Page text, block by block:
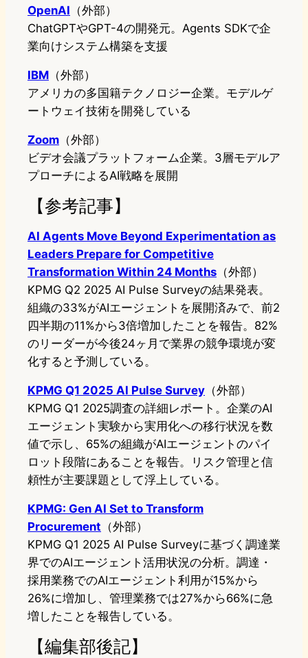
OpenAI （外部）
ChatGPTやGPT-4の開発元。Agents SDKで企
業向けシステム構築を支援
IBM （外部）
アメリカの多国籍テクノロジー企業。モデルゲ
ートウェイ技術を開発している
Zoom （外部）
ビデオ会議プラットフォーム企業。3層モデルア
プローチによるAI戦略を展開
【参考記事】
AI Agents Move Beyond Experimentation as
Leaders Prepare for Competitive
Transformation Within 24 Months （外部）
KPMG Q2 2025 AI Pulse Surveyの結果発表。
組織の33%がAIエージェントを展開済みで、前2
四半期の11%から3倍増加したことを報告。82%
のリーダーが今後24ヶ月で業界の競争環境が変
化すると予測している。
KPMG Q1 2025 AI Pulse Survey （外部）
KPMG Q1 2025調査の詳細レポート。企業のAI
エージェント実験から実用化への移行状況を数
値で示し、65%の組織がAIエージェントのパイ
ロット段階にあることを報告。リスク管理と信
頼性が主要課題として浮上している。
KPMG: Gen AI Set to Transform
Procurement （外部）
KPMG Q1 2025 AI Pulse Surveyに基づく調達業
界でのAIエージェント活用状況の分析。調達・
採用業務でのAIエージェント利用が15%から
26%に増加し、管理業務では27%から66%に急
増したことを報告している。
【編集部後記】